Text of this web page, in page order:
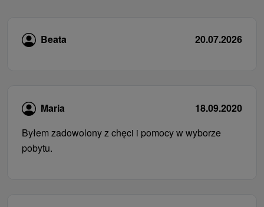
Beata 20.07.2026
Maria
18.09.2020
Byłem zadowolony z chęci i pomocy w wyborze
pobytu.